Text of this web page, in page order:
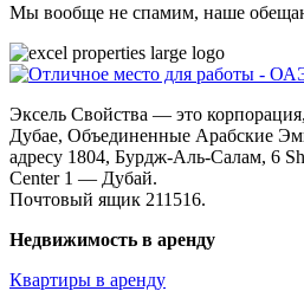
Мы вообще не спамим, наше
Эксель Свойства — это
Дубае, Объединенные Арабские
адресу 1804, Бурдж-Аль-Салам, 6
Center 1 — Дубай.
Почтовый ящик 211516.
Недвижимость в аренду
Квартиры в аренду